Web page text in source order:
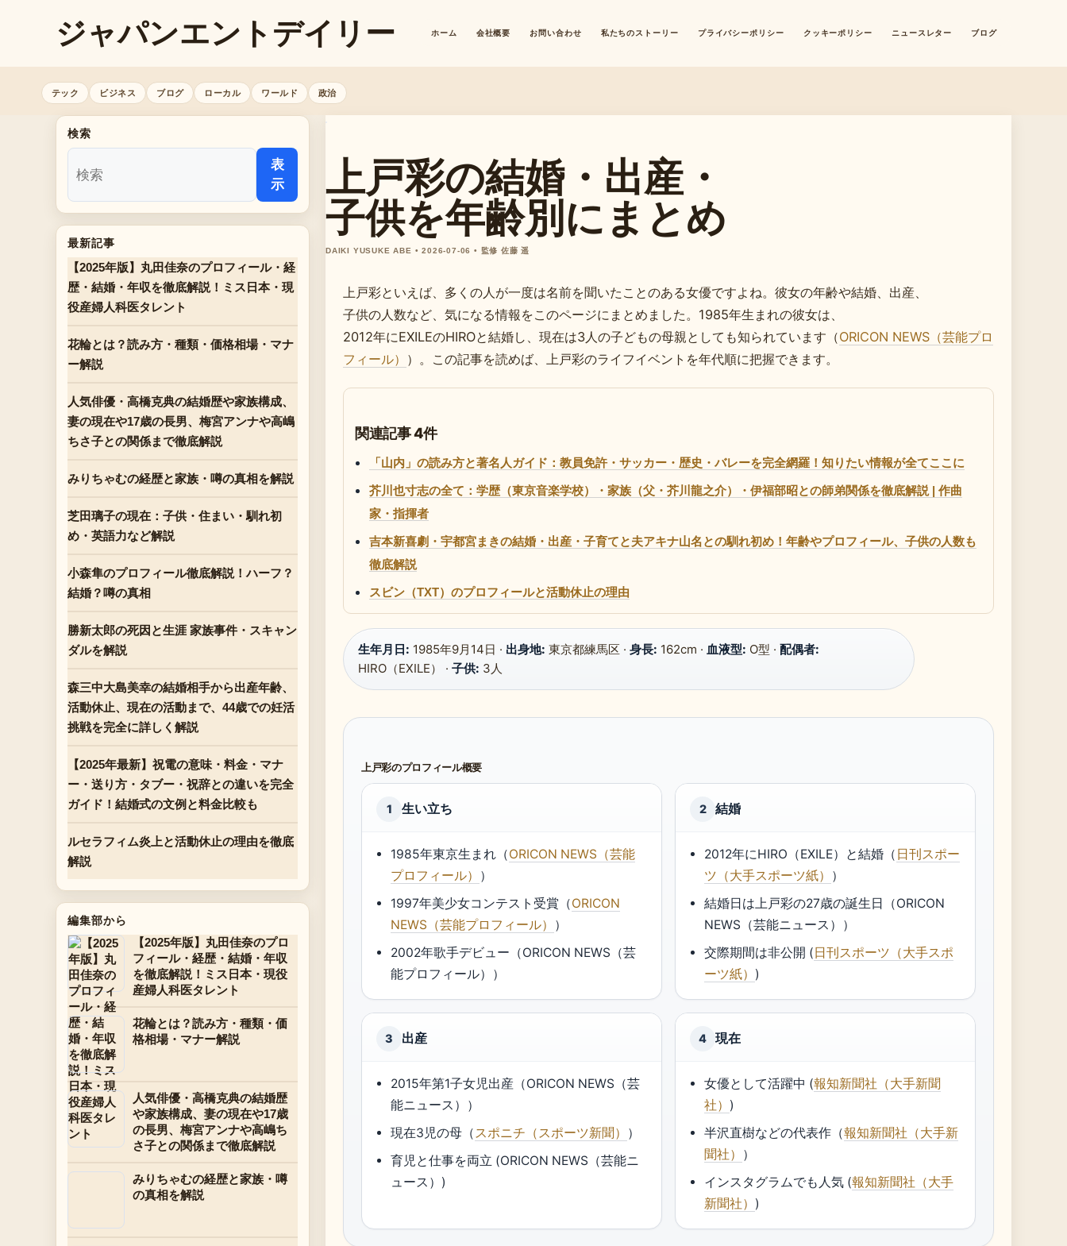
ジャパンエントデイリー ホーム 会社概要 お問い合わせ 私たちのストーリー プライバシーポリシー クッキーポリシー ニュースレター ブログ
テック ビジネス ブログ ローカル ワールド 政治
上戸彩の結婚・出産・
子供を年齢別にまとめ
DAIKI YUSUKE ABE • 2026-07-06 • 監修 佐藤 遥
上戸彩といえば、多くの人が一度は名前を聞いたことのある女優ですよね。彼女の年齢や結婚、出産、
子供の人数など、気になる情報をこのページにまとめました。1985年生まれの彼女は、
2012年にEXILEのHIROと結婚し、現在は3人の子どもの母親としても知られています（ORICON NEWS（芸能プロ
フィール） ）。この記事を読めば、上戸彩のライフイベントを年代順に把握できます。
関連記事 4件
「山内」の読み方と著名人ガイド：教員免許・サッカー・歴史・バレーを完全網羅！知りたい情報が全てここに
芥川也寸志の全て：学歴（東京音楽学校）・家族（父・芥川龍之介）・伊福部昭との師弟関係を徹底解説 | 作曲
家・指揮者
吉本新喜劇・宇都宮まきの結婚・出産・子育てと夫アキナ山名との馴れ初め！年齢やプロフィール、子供の人数も
徹底解説
スビン（TXT）のプロフィールと活動休止の理由
生年月日: 1985年9月14日 · 出身地: 東京都練馬区 · 身長: 162cm · 血液型: O型 · 配偶者:
HIRO（EXILE） · 子供: 3人
上戸彩のプロフィール概要
1 生い立ち
1985年東京生まれ（ORICON NEWS（芸能
プロフィール） ）
1997年美少女コンテスト受賞（ORICON
NEWS（芸能プロフィール） ）
2002年歌手デビュー（ORICON NEWS（芸
能プロフィール））
2 結婚
2012年にHIRO（EXILE）と結婚（ 日刊スポー
ツ（大手スポーツ紙） ）
結婚日は上戸彩の27歳の誕生日（ORICON
NEWS（芸能ニュース））
交際期間は非公開 (日刊スポーツ（大手スポ
ーツ紙） )
3 出産
2015年第1子女児出産（ORICON NEWS（芸
能ニュース））
現在3児の母（スポニチ（スポーツ新聞） ）
育児と仕事を両立 (ORICON NEWS（芸能ニ
ュース）)
4 現在
女優として活躍中 (報知新聞社（大手新聞
社） )
半沢直樹などの代表作（報知新聞社（大手新
聞社） ）
インスタグラムでも人気 (報知新聞社（大手
新聞社） )
検索
表
示
最新記事
【2025年版】丸田佳奈のプロフィール・経
歴・結婚・年収を徹底解説！ミス日本・現
役産婦人科医タレント
花輪とは？読み方・種類・価格相場・マナ
ー解説
人気俳優・高橋克典の結婚歴や家族構成、
妻の現在や17歳の長男、梅宮アンナや高嶋
ちさ子との関係まで徹底解説
みりちゃむの経歴と家族・噂の真相を解説
芝田璃子の現在：子供・住まい・馴れ初
め・英語力など解説
小森隼のプロフィール徹底解説！ハーフ？
結婚？噂の真相
勝新太郎の死因と生涯 家族事件・スキャン
ダルを解説
森三中大島美幸の結婚相手から出産年齢、
活動休止、現在の活動まで、44歳での妊活
挑戦を完全に詳しく解説
【2025年最新】祝電の意味・料金・マナ
ー・送り方・タブー・祝辞との違いを完全
ガイド！結婚式の文例と料金比較も
ルセラフィム炎上と活動休止の理由を徹底
解説
編集部から
【2025年版】丸田佳奈のプロ
フィール・経歴・結婚・年収
を徹底解説！ミス日本・現役
産婦人科医タレント
花輪とは？読み方・種類・価
格相場・マナー解説
人気俳優・高橋克典の結婚歴
や家族構成、妻の現在や17歳
の長男、梅宮アンナや高嶋ち
さ子との関係まで徹底解説
みりちゃむの経歴と家族・噂
の真相を解説